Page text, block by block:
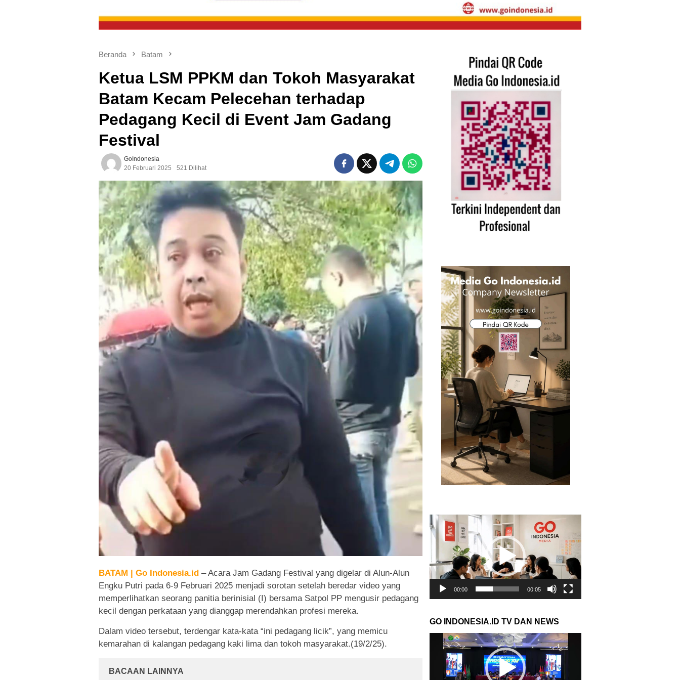
Beranda Batam
Ketua LSM PPKM dan Tokoh Masyarakat
Batam Kecam Pelecehan terhadap
Pedagang Kecil di Event Jam Gadang
Festival
GoIndonesia
20 Februari 2025
521 Dilihat
BATAM | Go Indonesia.id – Acara Jam Gadang Festival yang digelar di Alun-Alun
Engku Putri pada 6-9 Februari 2025 menjadi sorotan setelah beredar video yang
memperlihatkan seorang panitia berinisial (I) bersama Satpol PP mengusir pedagang
kecil dengan perkataan yang dianggap merendahkan profesi mereka.
Dalam video tersebut, terdengar kata-kata “ini pedagang licik”, yang memicu
kemarahan di kalangan pedagang kaki lima dan tokoh masyarakat.(19/2/25).
BACAAN LAINNYA
Pemutar
Video
00:00 00:05
GO INDONESIA.ID TV DAN NEWS
Pemutar
Video